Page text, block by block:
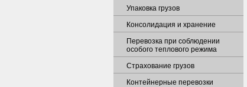
Упаковка грузов
Консолидация и хранение
Перевозка при соблюдении
особого теплового режима
Страхование грузов
Контейнерные перевозки